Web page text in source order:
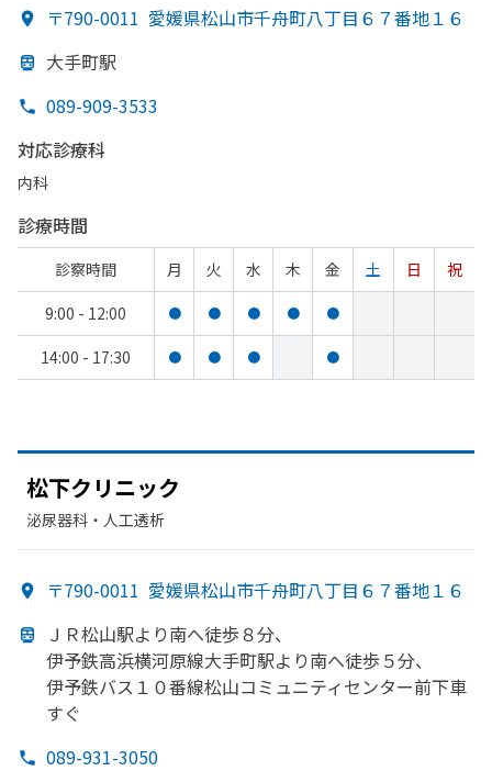
〒790-0011 愛媛県松山市千舟町八丁目６７番地１６
大手町駅
089-909-3533
対応診療科
内科
診療時間
診察時間 月 火 水 木 金 土 日
祝
9:00 - 12:00
● ● ● ● ●
14:00 - 17:30 ● ● ● ●
松下クリニック
泌尿器科・​人工透析
〒790-0011 愛媛県松山市千舟町八丁目６７番地１６
ＪＲ松山駅より南へ徒歩８分、
伊予鉄高浜横河原線大手町駅より南へ徒歩５分、
伊予鉄バス１０番線松山コミュニティセンター前下車
すぐ
089-931-3050